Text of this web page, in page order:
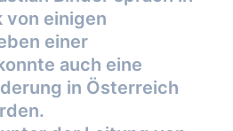
von einigen
einer
auch eine
in Österreich